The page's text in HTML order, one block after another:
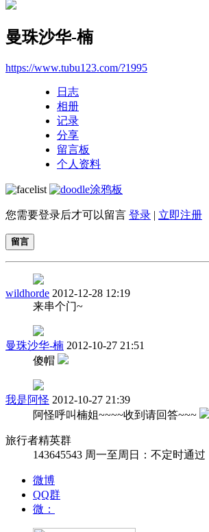
曼珠沙华-楠
https://www.tubu123.com/?1995
日志
相册
记录
分享
留言板
个人资料
涂鸦板
您需要登录后才可以留言 登录 | 立即注册
留言
wildhorde 2012-12-28 12:19
来串个门~
曼珠沙华-楠 2012-10-27 21:51
傻帽
我是阿怪 2012-10-27 21:39
阿怪呼叫楠姐~~~~收到请回答~~~
旅行者精英群
143645543 周一至周日：不定时通过
微博
QQ群
微：